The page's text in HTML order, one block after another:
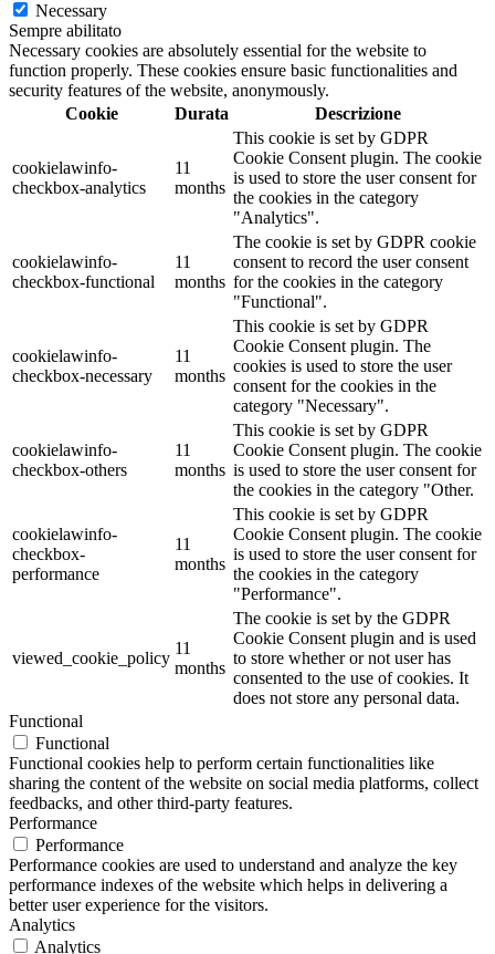
Necessary
Sempre abilitato
Necessary cookies are absolutely essential for the website to
function properly. These cookies ensure basic functionalities and
security features of the website, anonymously.
Cookie
Durata Descrizione
cookielawinfo-
checkbox-analytics
11
months
This cookie is set by GDPR
Cookie Consent plugin. The cookie
is used to store the user consent for
the cookies in the category
"Analytics".
cookielawinfo-
checkbox-functional
11
months
The cookie is set by GDPR cookie
consent to record the user consent
for the cookies in the category
"Functional".
cookielawinfo-
checkbox-necessary
11
months
This cookie is set by GDPR
Cookie Consent plugin. The
cookies is used to store the user
consent for the cookies in the
category "Necessary".
cookielawinfo-
checkbox-others
11
months
This cookie is set by GDPR
Cookie Consent plugin. The cookie
is used to store the user consent for
the cookies in the category "Other.
cookielawinfo-
checkbox-
performance
11
months
This cookie is set by GDPR
Cookie Consent plugin. The cookie
is used to store the user consent for
the cookies in the category
"Performance".
viewed_cookie_policy
11
months
The cookie is set by the GDPR
Cookie Consent plugin and is used
to store whether or not user has
consented to the use of cookies. It
does not store any personal data.
Functional
Functional
Functional cookies help to perform certain functionalities like
sharing the content of the website on social media platforms, collect
feedbacks, and other third-party features.
Performance
Performance
Performance cookies are used to understand and analyze the key
performance indexes of the website which helps in delivering a
better user experience for the visitors.
Analytics
Analytics